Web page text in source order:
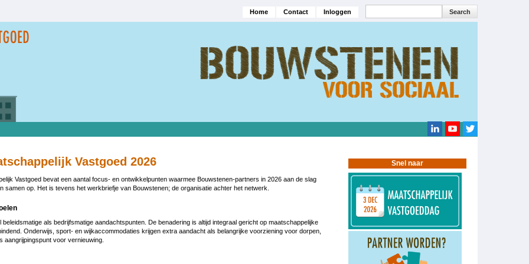
Search
Hoofdnavigatie
Home Contact Inloggen
Vastgoed 2026
Vastgoed bevat een aantal focus- en ontwikkelpunten waarmee Bouwstenen-partners in 2026 aan de slag
samen op. Het is tevens het werkbriefje van Bouwstenen; de organisatie achter het netwerk.
als bedrijfsmatige aandachtspunten. De benadering is altijd integraal gericht op maatschappelijke
Onderwijs, sport- en wijkaccommodaties krijgen extra aandacht als belangrijke voorziening voor dorpen,
aangrijpingspunt voor vernieuwing.
Snel naar